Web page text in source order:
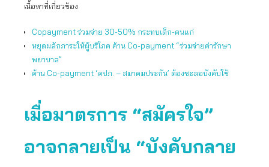
เนื้อหาที่เกี่ยวข้อง
Copayment ร่วมจ่าย 30-50% กระทบเด็ก-คนแก่
หยุดผลักภาระให้ผู้บริโภค ค้าน Co-payment “ร่วมจ่ายค่ารักษา
พยาบาล”
ค้าน Co-payment ‘คปภ. – สมาคมประกัน’ ต้องชะลอบังคับใช้
เมื่อมาตรการ “สมัครใจ”
อาจกลายเป็น “บังคับกลาย